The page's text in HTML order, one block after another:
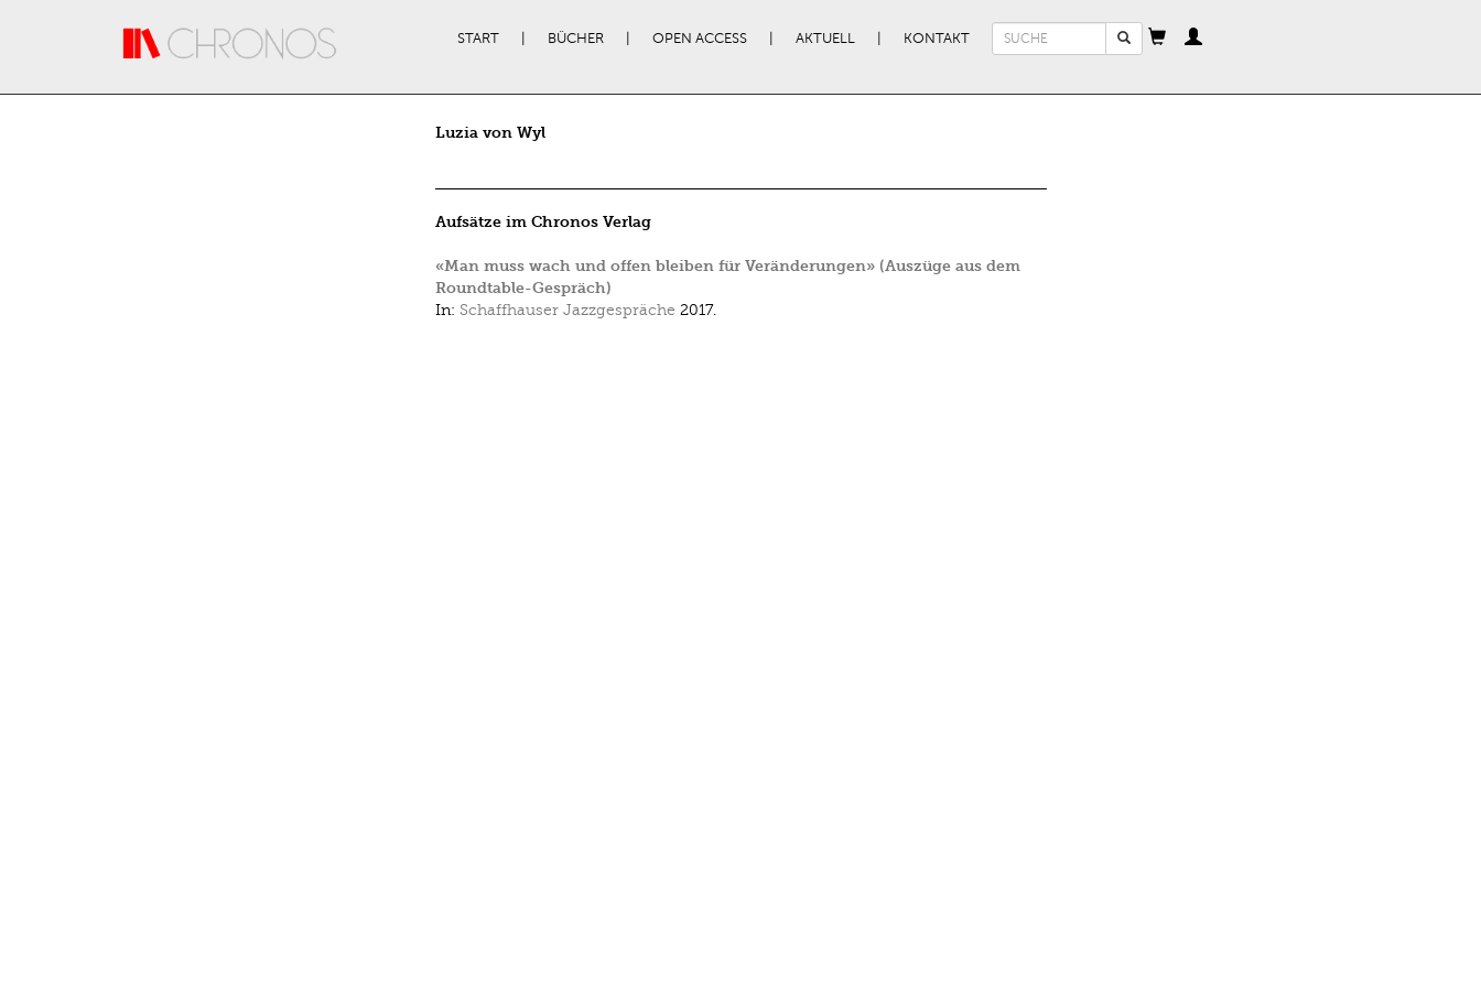
START BÜCHER OPEN ACCESS AKTUELL KONTAKT
Suchformular
Luzia von Wyl
Aufsätze im Chronos Verlag
«Man muss wach und offen bleiben für Veränderungen» (Auszüge aus dem
Roundtable-Gespräch)
In: Schaffhauser Jazzgespräche 2017.